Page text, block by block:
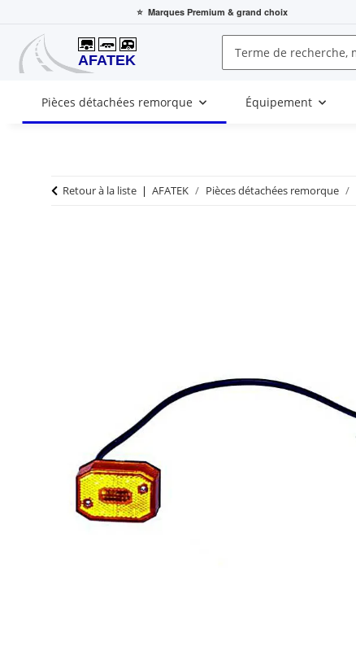
⭐ Marques Premium & grand choix
Pièces détachées remorque Équipement
Retour à la liste AFATEK Pièces détachées remorque